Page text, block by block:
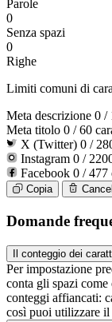
Parole
0
Senza spazi
0
Righe
Limiti comuni di
Meta descrizione 0 /
Meta titolo 0 / 60
X (Twitter) 0 /
Instagram 0 /
Facebook 0 / 477
Copia
Domande
Il conteggio dei
Per impostazione
conta gli spazi
conteggi affiancati:
così puoi utilizzare il